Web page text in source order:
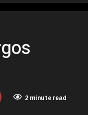
2 minute read